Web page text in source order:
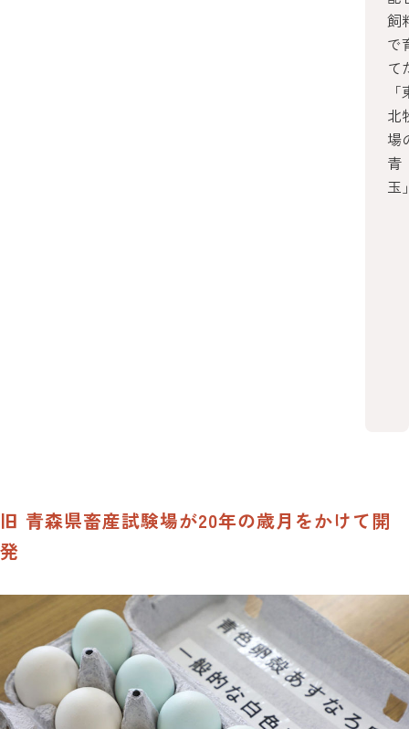
飼
で
て
北
場
青
玉
旧 青森県畜産試験場が20年の歳月をかけて開
発